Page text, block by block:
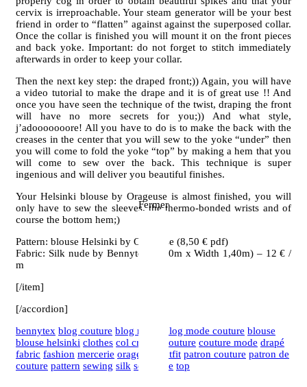
cervix is irreproachable. Your steam generator will be your best
friend in order to “flatten” against against the superposed collar.
Once the collar is finished you will mount it on the front pieces
and back yoke. Important: do not forget to stitch immediately
afterwards in order to keep your collar.
Then the next key step: the draped front;)) Again, you will have
a video tutorial to make the drape and it is of great use !! And
once you have seen the technique of the twist, draping the front
will have no more secrets for you;)) And what style,
j’adooooooore! All you have to do is to make the back with the
creases in the center that you will sew to the yoke “under” then
you will come to fold the yoke “top” by making a hem that you
will come to sew over the back. This technique is super
ingenious and will deliver you beautiful finishes.
Your Helsinki blouse by Orageuse is almost finished, you will
only have to sew the sleeves, the thermo-bonded wrists and of
course the bottom hem;)
Pattern: blouse Helsinki by Orageuse (8,50 € pdf)
Fabric: Silk nude by Bennytex (1,50m x Width 1,40m) – 12 € /
m
[/item]
[/accordion]
bennytex blog couture blog mode blog mode couture blouse
blouse helsinki clothes col crantré couture couture mode drapé
fabric fashion mercerie orageuse outfit patron couture patron de
couture pattern sewing silk soie style top
Fermer